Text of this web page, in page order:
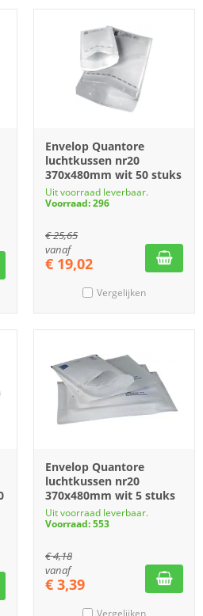
Envelop Quantore
luchtkussen nr20
370x480mm wit 50 stuks
Uit voorraad leverbaar.
Voorraad: 296
€25,65
vanaf
€ 19,02
Vergelijken
Envelop Quantore
luchtkussen nr20
370x480mm wit 5 stuks
Uit voorraad leverbaar.
Voorraad: 553
€4,18
vanaf
€ 3,39
Vergelijken